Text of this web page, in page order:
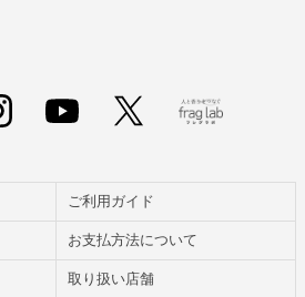
ご利用ガイド
お支払方法について
取り扱い店舗